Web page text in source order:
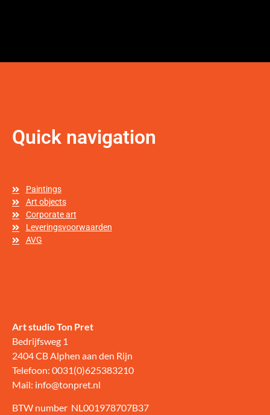
Quick navigation
Paintings
Art objects
Corporate art
Leveringsvoorwaarden
AVG
Art studio Ton Pret
Bedrijfsweg 1
2404 CB Alphen aan den Rijn
Telefoon: 0031(0)625383210
Mail: info@tonpret.nl
BTW number NL001978707B37